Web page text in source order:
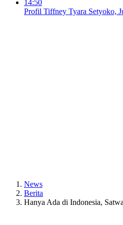
14:50
Profil Tiffney Tyara Setyoko,
News
Berita
Hanya Ada di Indonesia,